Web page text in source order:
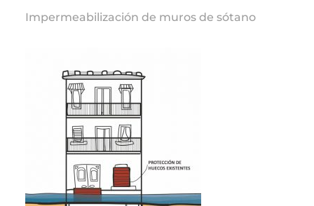
Impermeabilización de muros de sótano